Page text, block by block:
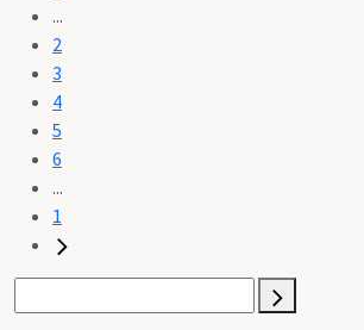
...
2
3
4
5
6
...
1